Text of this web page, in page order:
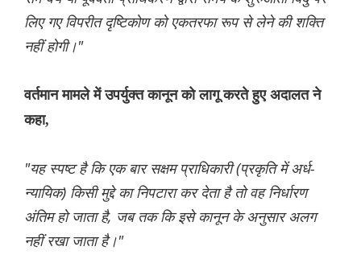
लिए गए विपरीत दृष्टिकोण को एकतरफा रूप से लेने की शक्ति
नहीं होगी।"
वर्तमान मामले में उपर्युक्त कानून को लागू करते हुए अदालत ने
कहा,
"यह स्पष्ट है कि एक बार सक्षम प्राधिकारी (प्रकृति में अर्ध-
न्यायिक) किसी मुद्दे का निपटारा कर देता है तो वह निर्धारण
अंतिम हो जाता है, जब तक कि इसे कानून के अनुसार अलग
नहीं रखा जाता है।"